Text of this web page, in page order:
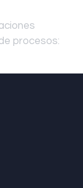
procesos: